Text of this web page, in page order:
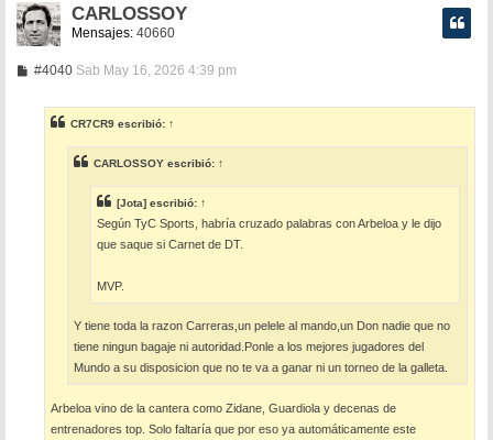
CARLOSSOY
Mensajes: 40660
#4040M
a
j
e
Sab May 16, 2026 4:39 pm
CR7CR9 escribió: ↑
CARLOSSOY escribió: ↑
[Jota] escribió: ↑
Según TyC Sports, habría cruzado palabras con Arbeloa y le dijo
que saque si Carnet de DT.
MVP.
Y tiene toda la razon Carreras,un pelele al mando,un Don nadie que no
tiene ningun bagaje ni autoridad.Ponle a los mejores jugadores del
Mundo a su disposicion que no te va a ganar ni un torneo de la galleta.
Arbeloa vino de la cantera como Zidane, Guardiola y decenas de
entrenadores top. Solo faltaría que por eso ya automáticamente este